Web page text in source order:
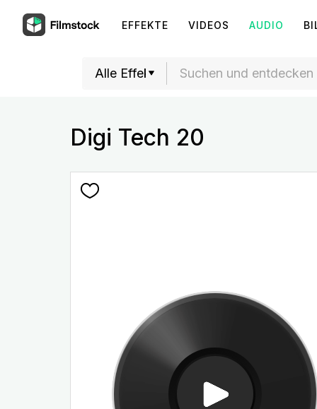
EFFEKTE VIDEOS AUDIO
Digi Tech 20